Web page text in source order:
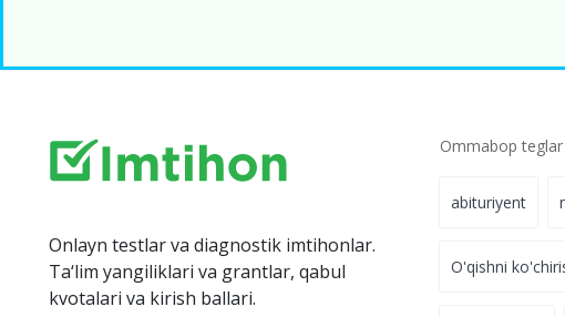
Onlayn testlar va diagnostik imtihonlar.
Ta‘lim yangiliklari va grantlar, qabul
kvotalari va kirish ballari.
Ommabop teglar
abituriyent
O'qishni